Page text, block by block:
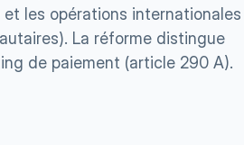
et les opérations internationales
La réforme distingue
de paiement (article 290 A).